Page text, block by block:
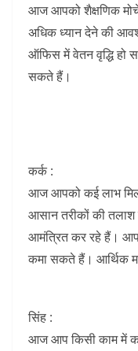
आज आपको शैक्षणिक
अधिक ध्यान देने की
ऑफिस में वेतन वृद्धि हो
सकते हैं।
कर्क :
आज आपको कई लाभ
आसान तरीकों की
आमंत्रित कर रहे हैं। आप
कमा सकते हैं। आर्थिक
सिंह :
आज आप किसी काम में